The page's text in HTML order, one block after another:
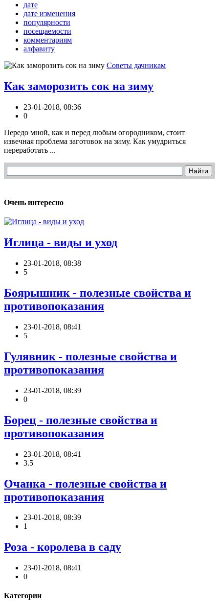
дате
дате изменения
популярности
посещаемости
комментариям
алфавиту
Советы дачникам
Как заморозить сок на зиму
23-01-2018, 08:36
0
Передо мной, как и перед любым огородником, стоит
извечная проблема заготовок на зиму. Как умудриться
переработать ...
Очень интересно
Иглица - виды и уход
23-01-2018, 08:38
5
Боярышник - полезные свойства и
противопоказания
23-01-2018, 08:41
5
Гулявник - полезные свойства и
противопоказания
23-01-2018, 08:39
0
Борец - полезные свойства и
противопоказания
23-01-2018, 08:41
3.5
Очанка - полезные свойства и
противопоказания
23-01-2018, 08:39
1
Роза - королева в саду
23-01-2018, 08:41
0
Категории